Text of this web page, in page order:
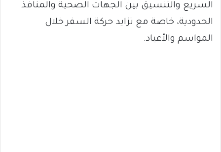
السريع والتنسيق بين الجهات الصحية والمنافذ
الحدودية، خاصة مع تزايد حركة السفر خلال
المواسم والأعياد.